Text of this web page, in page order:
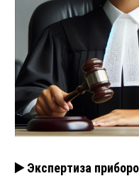
▶️ Экспертиза